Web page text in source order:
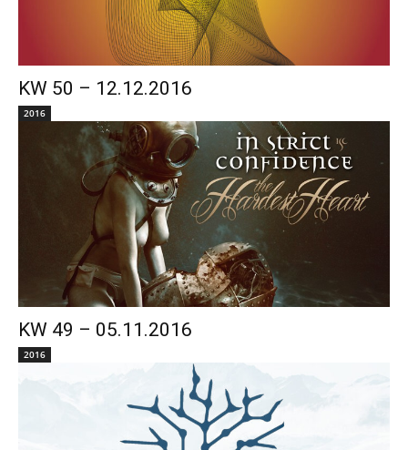
KW 50 – 12.12.2016
2016
KW 49 – 05.11.2016
2016